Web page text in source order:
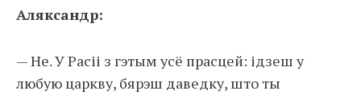
Аляксандр:
— Не. У Расіі з гэтым усё прасцей: ідзеш у
любую царкву, бярэш даведку, што ты